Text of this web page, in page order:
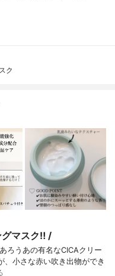
ク
マスク‼︎ /
ろうあの有名なCICAクリー
、小さな赤い吹き出物ができ